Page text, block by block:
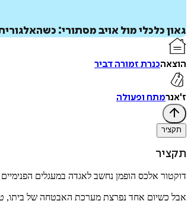
גאון כלכלי מול אויב מסתורי:
הוצאהכנרת זמורה דביר
ז'אנרמתח ופעולה
תקציר
תקציר
דוקטור אלכס הופמן נחשב לאגדה במעגלים
אבל כשיום אחד נפרצת מערכת האבטחה של ביתו,